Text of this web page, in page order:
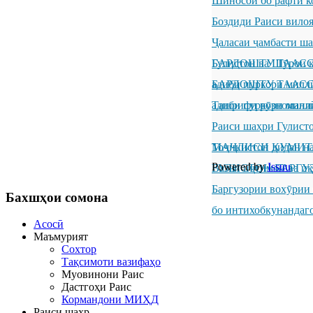
Боздиди Раиси
Ҷаласаи ҷамбасти
Гулистон ва Шӯрои
БАРДОШТУ
адиби пуркори
БАРДОШТУ
адиби пуркори
Ташрифи
Раиси шаҳри
Тоҷикистон дидан
МАҶЛИСИ
ГУЛИСТОН
Вазъи иҷтимоӣ ва
Баргузории
бо
Powered byIssuu
Бахшҳои сомона
Асосӣ
Маъмурият
Сохтор
Тақсимоти вазифаҳо
Муовинони Раис
Дастгоҳи Раис
Кормандони МИҲД